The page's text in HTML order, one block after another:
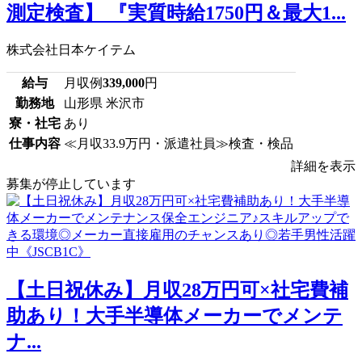
測定検査】 『実質時給1750円＆最大1...
株式会社日本ケイテム
給与 月収例339,000円
勤務地
山形県 米沢市
寮・社宅 あり
仕事内容 ≪月収33.9万円・派遣社員≫検査・検品
詳細を表示
募集が停止しています
【土日祝休み】月収28万円可×社宅費補
助あり！大手半導体メーカーでメンテ
ナ...